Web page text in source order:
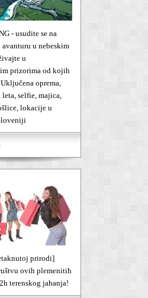
- usudite se na
u nebeskim
u
prizorima od kojih
oprema,
selfie, majica,
lokacije u
prirodi]
ovih plemenitih
terenskog jahanja!